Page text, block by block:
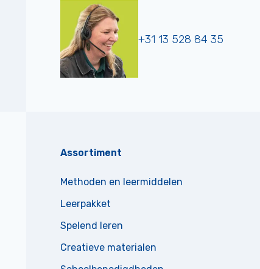
+31 13 528 84 35
Assortiment
Methoden en leermiddelen
Leerpakket
Spelend leren
Creatieve materialen